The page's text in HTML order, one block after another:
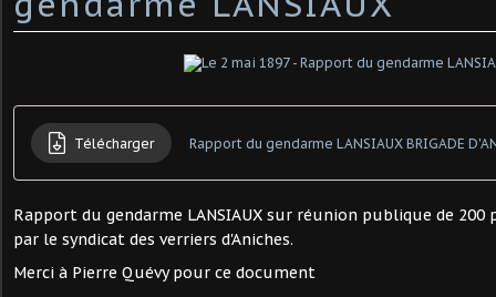
Télécharger
Rapport du gendarme LANSIAUX sur réunion publique de 200
par le syndicat des verriers d'Aniches.
Merci à Pierre Quévy pour ce document